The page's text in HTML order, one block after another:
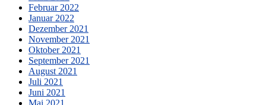
Februar 2022
Januar 2022
Dezember 2021
November 2021
Oktober 2021
September 2021
August 2021
Juli 2021
Juni 2021